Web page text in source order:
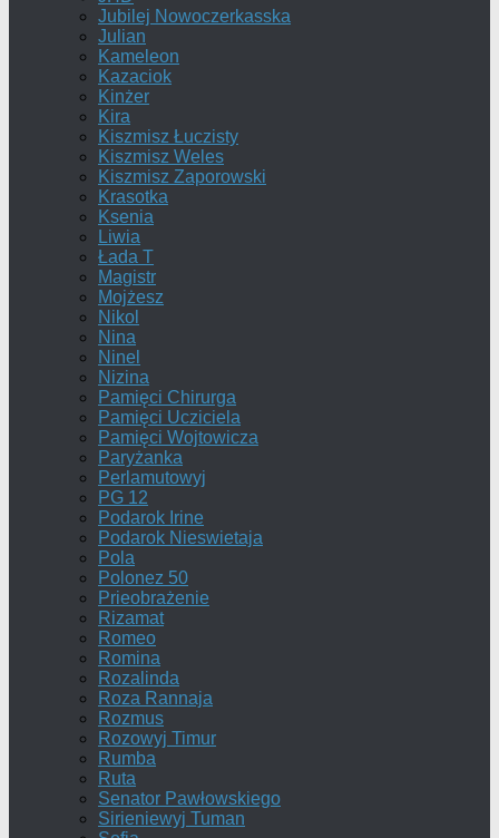
Jubilej Nowoczerkasska
Julian
Kameleon
Kazaciok
Kinżer
Kira
Kiszmisz Łuczisty
Kiszmisz Weles
Kiszmisz Zaporowski
Krasotka
Ksenia
Liwia
Łada T
Magistr
Mojżesz
Nikol
Nina
Ninel
Nizina
Pamięci Chirurga
Pamięci Ucziciela
Pamięci Wojtowicza
Paryżanka
Perlamutowyj
PG 12
Podarok Irine
Podarok Nieswietaja
Pola
Polonez 50
Prieobrażenie
Rizamat
Romeo
Romina
Rozalinda
Roza Rannaja
Rozmus
Rozowyj Timur
Rumba
Ruta
Senator Pawłowskiego
Sirieniewyj Tuman